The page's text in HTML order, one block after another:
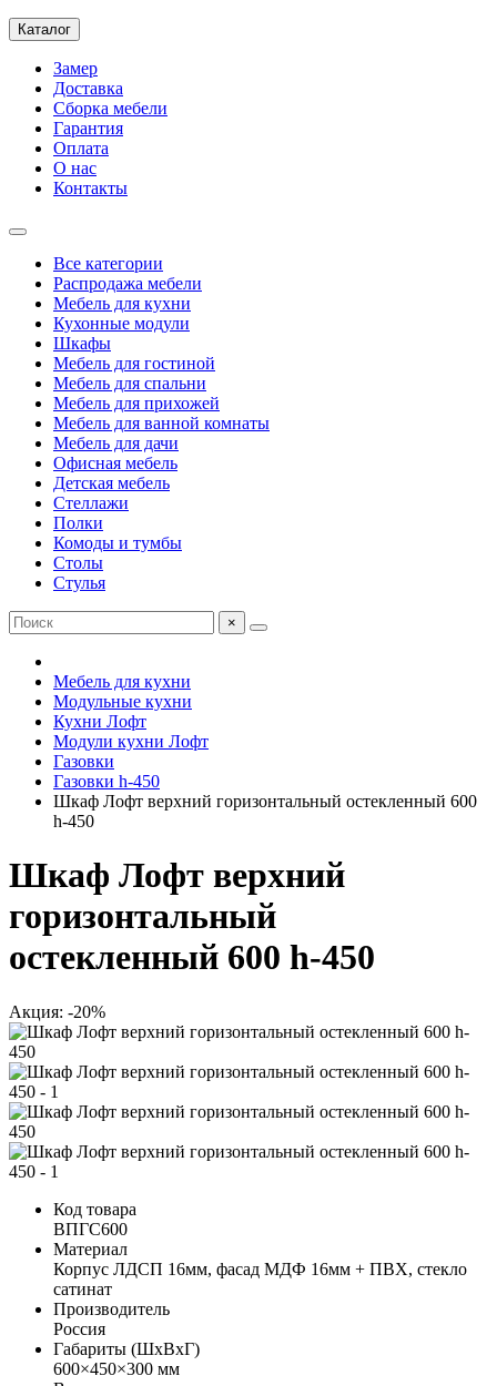
Каталог
Замер
Доставка
Сборка мебели
Гарантия
Оплата
О нас
Контакты
Все категории
Распродажа мебели
Мебель для кухни
Кухонные модули
Шкафы
Мебель для гостиной
Мебель для спальни
Мебель для прихожей
Мебель для ванной комнаты
Мебель для дачи
Офисная мебель
Детская мебель
Стеллажи
Полки
Комоды и тумбы
Столы
Стулья
×
Мебель для кухни
Модульные кухни
Кухни Лофт
Модули кухни Лофт
Газовки
Газовки h-450
Шкаф Лофт верхний горизонтальный остекленный 600
h-450
Шкаф Лофт верхний
горизонтальный
остекленный 600 h-450
Акция: -20%
Код товара
ВПГС600
Материал
Корпус ЛДСП 16мм, фасад МДФ 16мм + ПВХ, стекло
сатинат
Производитель
Россия
Габариты (ШхВхГ)
600×450×300 мм